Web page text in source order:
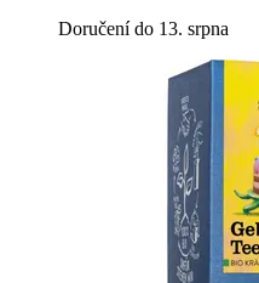
Doručení do 13. srpna